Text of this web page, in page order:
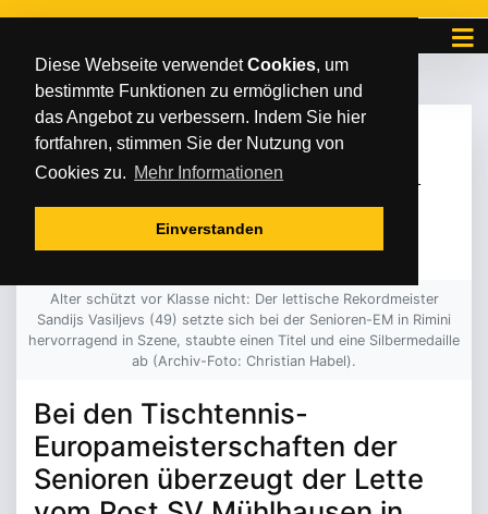
Diese Webseite verwendetCookies, um
bestimmte Funktionen zu ermöglichen und
das Angebot zu verbessern. Indem Sie hier
fortfahren, stimmen Sie der Nutzung von
Cookies zu. Mehr Informationen
Einverstanden
SAMSTAG / 2022
GOLD UND SILBER FÜR
SANDIJS VASILJEVS
Alter schützt vor Klasse nicht: Der lettische Rekordmeister
Sandijs Vasiljevs (49) setzte sich bei der Senioren-EM in Rimini
hervorragend in Szene, staubte einen Titel und eine Silbermedaille
ab (Archiv-Foto: Christian Habel).
Bei den Tischtennis-
Europameisterschaften der
Senioren überzeugt der Lette